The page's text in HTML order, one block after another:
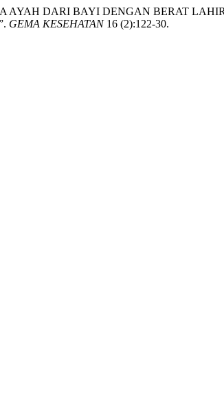
AYAH DARI BAYI DENGAN BERAT
GEMA KESEHATAN16 (2):122-30.